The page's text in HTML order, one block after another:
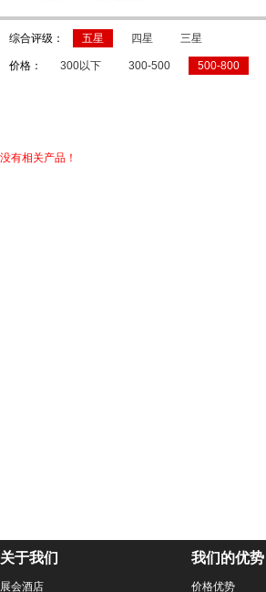
综合评级： 五星 四星 三星
价格： 300以下 300-500 500-800
没有相关产品！
关于我们
展会酒店
我们的优势
价格优势